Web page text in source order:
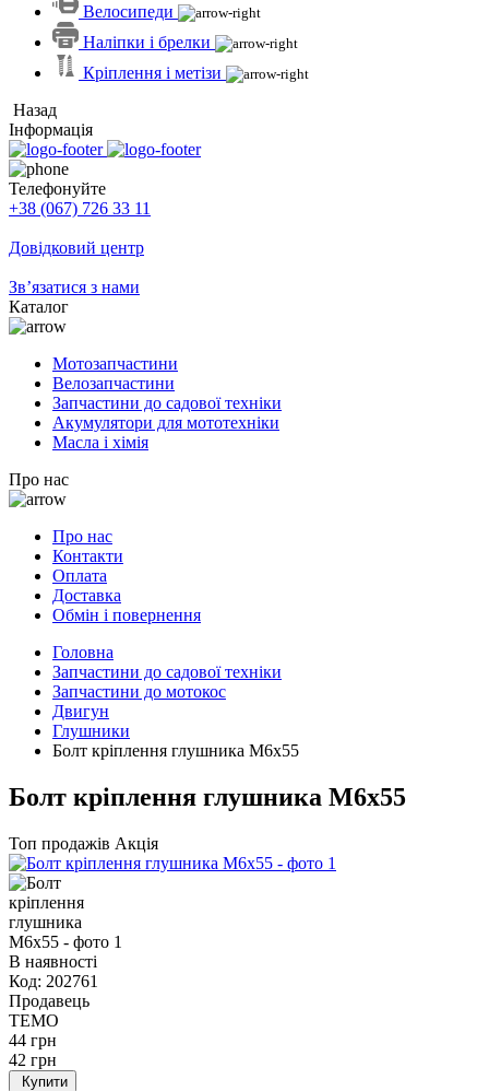
Велосипеди
Наліпки і брелки
Кріплення і метізи
Назад
Інформація
Телефонуйте
+38 (067) 726 33 11
Довідковий центр
Зв’язатися з нами
Каталог
Мотозапчастини
Велозапчастини
Запчастини до садової техніки
Акумулятори для мототехніки
Масла і хімія
Про нас
Про нас
Контакти
Оплата
Доставка
Обмін і повернення
Головна
Запчастини до садової техніки
Запчастини до мотокос
Двигун
Глушники
Болт кріплення глушника M6x55
Болт кріплення глушника M6x55
Топ продажів Акція
В наявності
Код: 202761
Продавець
TEMO
44 грн
42 грн
Купити